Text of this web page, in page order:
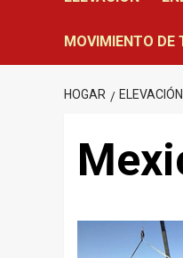
MOVIMIENTO DE
HOGAR ELEVACIÓN